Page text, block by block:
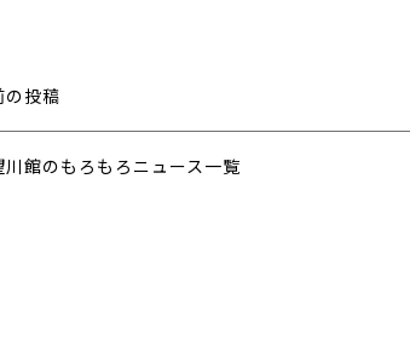
の投稿
川館のもろもろニュース一覧